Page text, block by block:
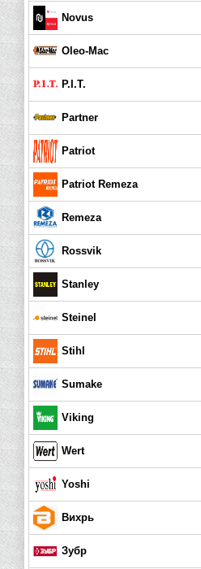
Novus
Oleo-Mac
P.I.T.
Partner
Patriot
Patriot Remeza
Remeza
Rossvik
Stanley
Steinel
Stihl
Sumake
Viking
Wert
Yoshi
Вихрь
Зубр